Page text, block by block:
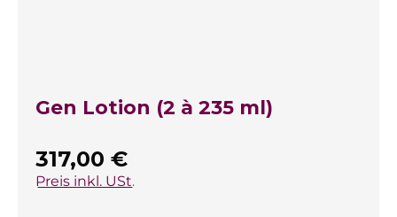
Gen Lotion (2 à 235 ml)
Regulärer Preis:
317,00 €
Preis inkl. USt.